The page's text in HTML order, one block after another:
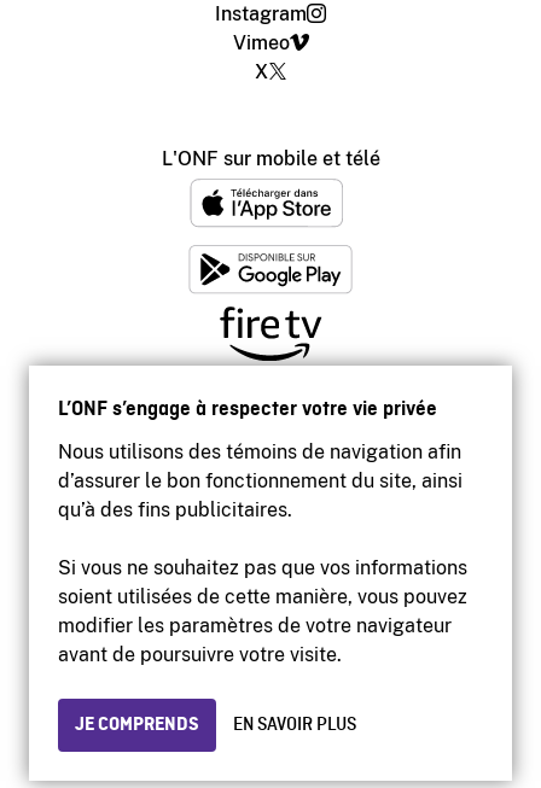
L’ONF s’engage à respecter votre vie privée
Nous utilisons des témoins de navigation afin
d’assurer le bon fonctionnement du site, ainsi
qu’à des fins publicitaires.
Si vous ne souhaitez pas que vos informations
soient utilisées de cette manière, vous pouvez
modifier les paramètres de votre navigateur
avant de poursuivre votre visite.
JE COMPRENDS EN SAVOIR PLUS
Instagram
Vimeo
X
L'ONF sur mobile et télé
Accessibilité
Site institutionnel
Protection des renseignements personnels
© 2026 Office national du film du Canada